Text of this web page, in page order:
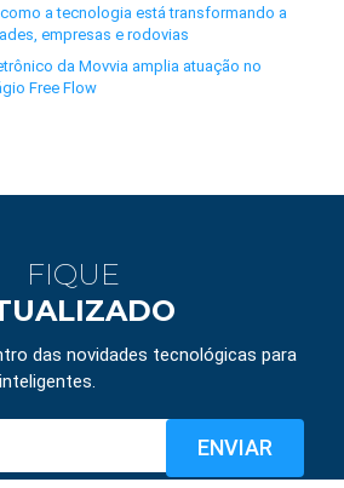
a tecnologia está transformando a
empresas e rodovias
da Movvia amplia atuação no
Free Flow
FIQUE
das novidades tecnológicas para